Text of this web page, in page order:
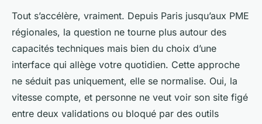
Tout s’accélère, vraiment. Depuis Paris jusqu’aux PME
régionales, la question ne tourne plus autour des
capacités techniques mais bien du choix d’une
interface qui allège votre quotidien. Cette approche
ne séduit pas uniquement, elle se normalise. Oui, la
vitesse compte, et personne ne veut voir son site figé
entre deux validations ou bloqué par des outils